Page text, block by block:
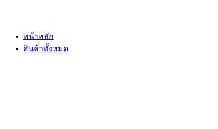
หน้าหลัก
สินค้าทั้งหมด